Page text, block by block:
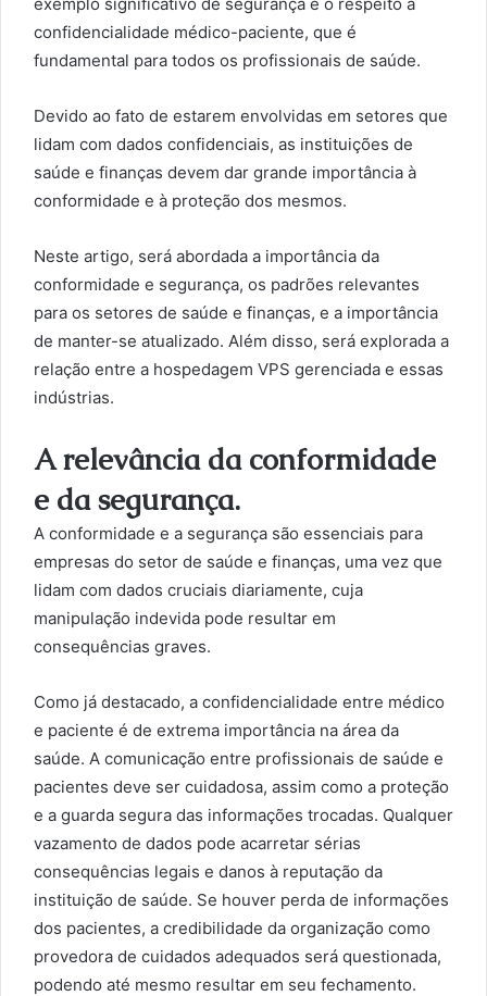
confidencialidade médico-paciente, que é
fundamental para todos os profissionais de saúde.
Devido ao fato de estarem envolvidas em setores que
lidam com dados confidenciais, as instituições de
saúde e finanças devem dar grande importância à
conformidade e à proteção dos mesmos.
Neste artigo, será abordada a importância da
conformidade e segurança, os padrões relevantes
para os setores de saúde e finanças, e a importância
de manter-se atualizado. Além disso, será explorada a
relação entre a hospedagem VPS gerenciada e essas
indústrias.
A relevância da conformidade
e da segurança.
A conformidade e a segurança são essenciais para
empresas do setor de saúde e finanças, uma vez que
lidam com dados cruciais diariamente, cuja
manipulação indevida pode resultar em
consequências graves.
Como já destacado, a confidencialidade entre médico
e paciente é de extrema importância na área da
saúde. A comunicação entre profissionais de saúde e
pacientes deve ser cuidadosa, assim como a proteção
e a guarda segura das informações trocadas. Qualquer
vazamento de dados pode acarretar sérias
consequências legais e danos à reputação da
instituição de saúde. Se houver perda de informações
dos pacientes, a credibilidade da organização como
provedora de cuidados adequados será questionada,
podendo até mesmo resultar em seu fechamento.